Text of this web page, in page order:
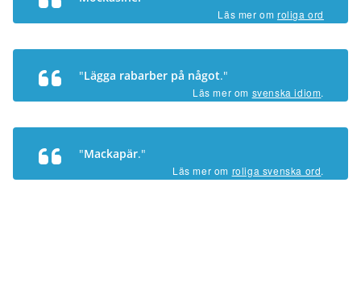
Läs mer om roliga ord
"Lägga rabarber på något."
Läs mer om svenska idiom.
"Mackapär."
Läs mer om roliga svenska ord.